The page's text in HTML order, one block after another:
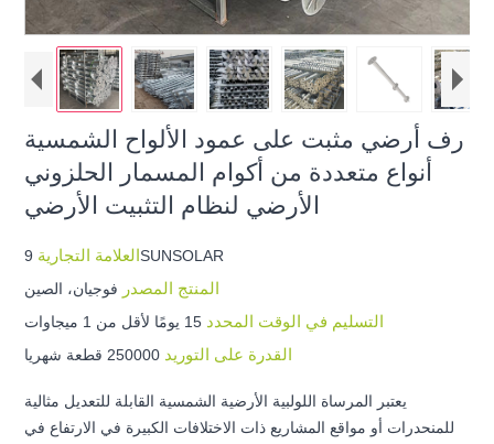
رف أرضي مثبت على عمود الألواح الشمسية
أنواع متعددة من أكوام المسمار الحلزوني
الأرضي لنظام التثبيت الأرضي
العلامة التجارية9SUNSOLAR
المنتج المصدر فوجيان، الصين
التسليم في الوقت المحدد 15 يومًا لأقل من 1 ميجاوات
القدرة على التوريد 250000 قطعة شهريا
يعتبر المرساة اللولبية الأرضية الشمسية القابلة للتعديل مثالية
للمنحدرات أو مواقع المشاريع ذات الاختلافات الكبيرة في الارتفاع في